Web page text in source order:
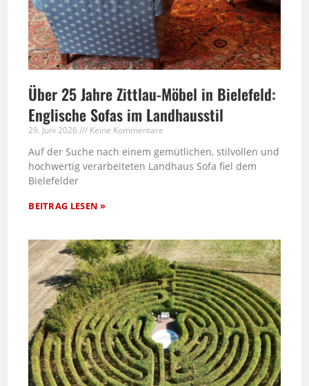
Über 25 Jahre Zittlau-Möbel in Bielefeld:
Englische Sofas im Landhausstil
29. Juni 2026 Keine Kommentare
Auf der Suche nach einem gemütlichen, stilvollen und
hochwertig verarbeiteten Landhaus Sofa fiel dem
Bielefelder
BEITRAG LESEN »